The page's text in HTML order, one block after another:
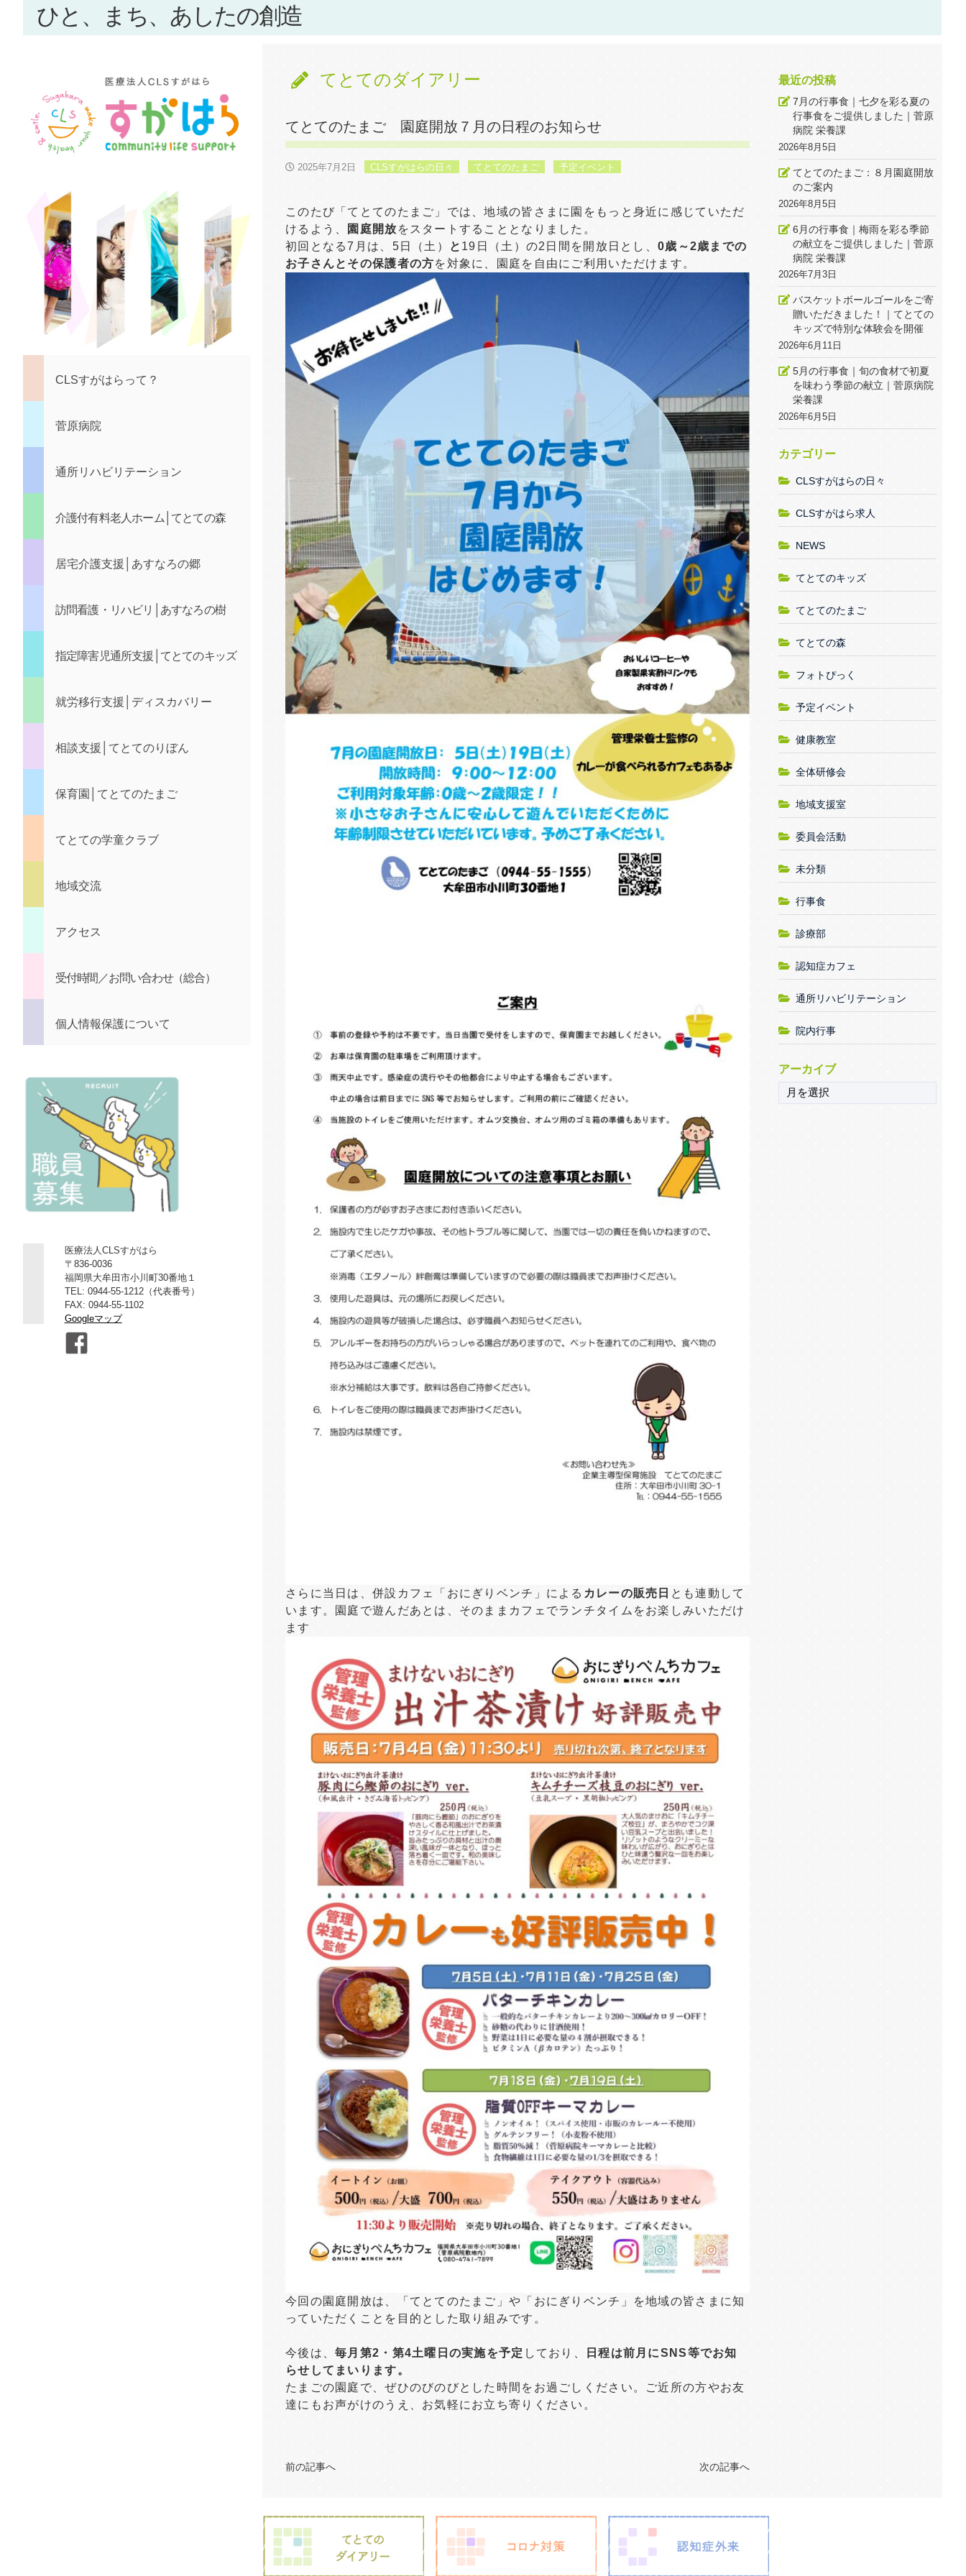
ひと、まち、あしたの創造
CLSすがはらって？
菅原病院
通所リハビリテーション
介護付有料老人ホーム│てとての森
居宅介護支援│あすなろの郷
訪問看護・リハビリ│あすなろの樹
指定障害児通所支援│てとてのキッズ
就労移行支援│ディスカバリー
相談支援│てとてのりぼん
保育園│てとてのたまご
てとての学童クラブ
地域交流
アクセス
受付時間／お問い合わせ（総合）
個人情報保護について
医療法人CLSすがはら
〒836-0036
福岡県大牟田市小川町30番地１
TEL: 0944-55-1212（代表番号）
FAX: 0944-55-1102
Googleマップ
てとてのダイアリー
てとてのたまご 園庭開放７月の日程のお知らせ
2025年7月2日 CLSすがはらの日々 てとてのたまご 予定イベント
このたび「てとてのたまご」では、地域の皆さまに園をもっと身近に感じていただ
けるよう、 園庭開放 をスタートすることとなりました。
初回となる7月は、5日（土）
と 19日（土）の2日間を開放日とし、 0歳～2歳までの
お子さんとその保護者の方を対象に、園庭を自由にご利用いただけます。
さらに当日は、併設カフェ「おにぎりベンチ」による カレーの販売日 とも連動して
います。園庭で遊んだあとは、そのままカフェでランチタイムをお楽しみいただけ
ます
今回の園庭開放は、「てとてのたまご」や「おにぎりベンチ」を地域の皆さまに知
っていただくことを目的とした取り組みです。
今後は、毎月第2・第4土曜日の実施を予定 しており、
日程は前月にSNS等でお知
らせしてまいります。
たまごの園庭で、ぜひのびのびとした時間をお過ごしください。ご近所の方やお友
達にもお声がけのうえ、お気軽にお立ち寄りください。
前の記事へ 次の記事へ
最近の投稿
7月の行事食｜七夕を彩る夏の
行事食をご提供しました｜菅原
病院 栄養課
2026年8月5日
てとてのたまご：８月園庭開放
のご案内
2026年8月5日
6月の行事食｜梅雨を彩る季節
の献立をご提供しました｜菅原
病院 栄養課
2026年7月3日
バスケットボールゴールをご寄
贈いただきました！｜てとての
キッズで特別な体験会を開催
2026年6月11日
5月の行事食｜旬の食材で初夏
を味わう季節の献立｜菅原病院
栄養課
2026年6月5日
カテゴリー
CLSすがはらの日々
CLSすがはら求人
NEWS
てとてのキッズ
てとてのたまご
てとての森
フォトぴっく
予定イベント
健康教室
全体研修会
地域支援室
委員会活動
未分類
行事食
診療部
認知症カフェ
通所リハビリテーション
院内行事
アーカイブ